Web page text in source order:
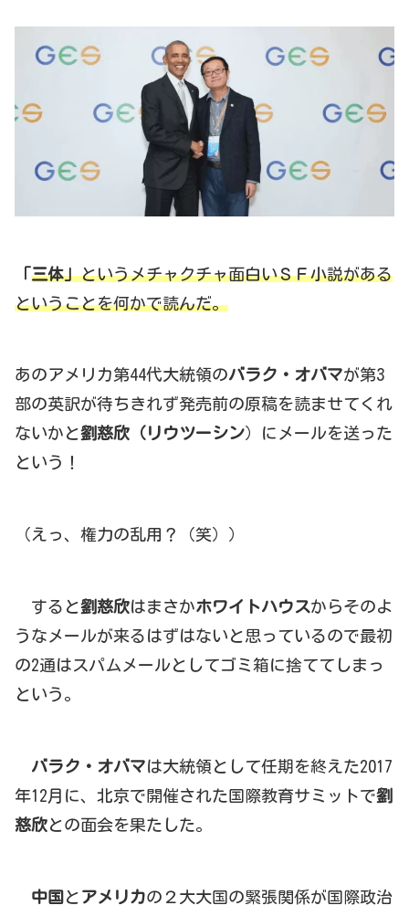
「三体」というメチャクチャ面白いＳＦ小説がある
ということを何かで読んだ。
あのアメリカ第44代大統領のバラク・オバマが第3
部の英訳が待ちきれず発売前の原稿を読ませてくれ
ないかと劉慈欣（リウツーシン）にメールを送った
という！
（えっ、権力の乱用？（笑））
すると劉慈欣はまさかホワイトハウスからそのよ
うなメールが来るはずはないと思っているので最初
の2通はスパムメールとしてゴミ箱に捨ててしまっ
という。
バラク・オバマは大統領として任期を終えた2017
年12月に、北京で開催された国際教育サミットで劉
慈欣との面会を果たした。
中国と アメリカの２大大国の緊張関係が国際政治